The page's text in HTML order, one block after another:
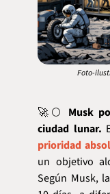
Foto-
🚀 🌕 Musk
ciudad lunar.
prioridad
un objetivo
Según Musk,